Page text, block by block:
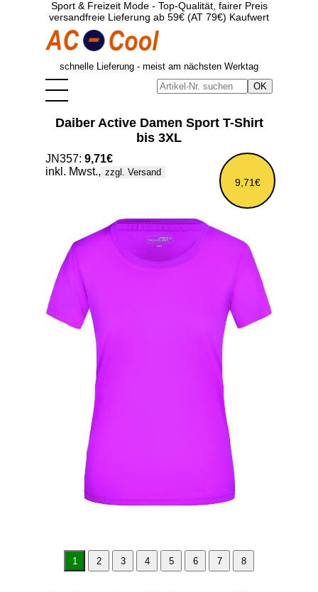
Sport & Freizeit Mode - Top-Qualität, fairer Preis
versandfreie Lieferung ab 59€ (AT 79€) Kaufwert
schnelle Lieferung - meist am nächsten Werktag
Daiber Active Damen Sport T-Shirt
bis 3XL
9,71€
JN357: 9,71€
inkl. Mwst., zzgl. Versand
1 2 3 4 5 6 7 8